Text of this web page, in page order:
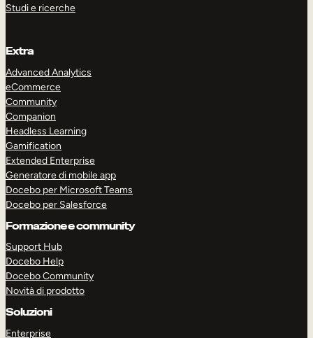
ESPLORA
Studi e ricerche
Extra
Advanced Analytics
eCommerce
Community
Companion
Headless Learning
Gamification
Extended Enterprise
Generatore di mobile app
Docebo per Microsoft Teams
Docebo per Salesforce
Formazione e community
Support Hub
Docebo Help
Docebo Community
Novità di prodotto
Soluzioni
Enterprise